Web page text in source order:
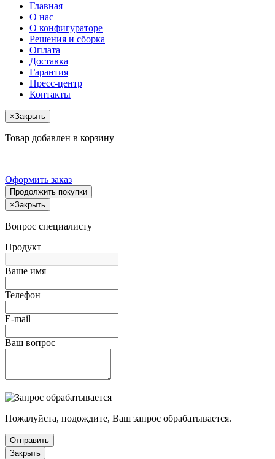
Главная
О нас
О конфигураторе
Решения и сборка
Оплата
Доставка
Гарантия
Пресс-центр
Контакты
×Закрыть
Товар добавлен в корзину
Оформить заказ
Продолжить покупки
×Закрыть
Вопрос специалисту
Продукт
Ваше имя
Телефон
E-mail
Ваш вопрос
Пожалуйста, подождите, Ваш запрос обрабатывается.
Отправить
Закрыть